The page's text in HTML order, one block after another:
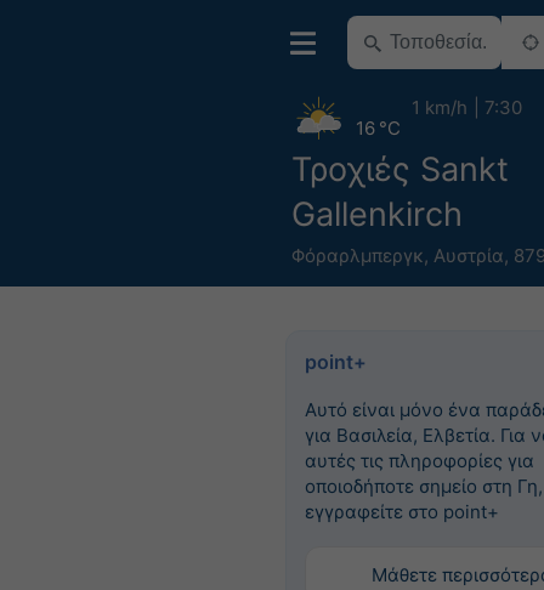
Τροχιές Sankt
Gallenkirch
Φόραρλμπεργκ, Αυστρία,
16 °C
1 km/h 7:30
point+
Αυτό είναι μόνο ένα
για Βασιλεία, Ελβετία. Για
αυτές τις πληροφορίες για
οποιοδήποτε σημείο στη Γη,
εγγραφείτε στο point+
Μάθετε